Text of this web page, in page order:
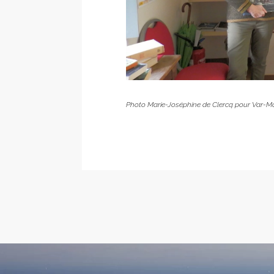
Photo Marie-Joséphine de Clercq pour Var-